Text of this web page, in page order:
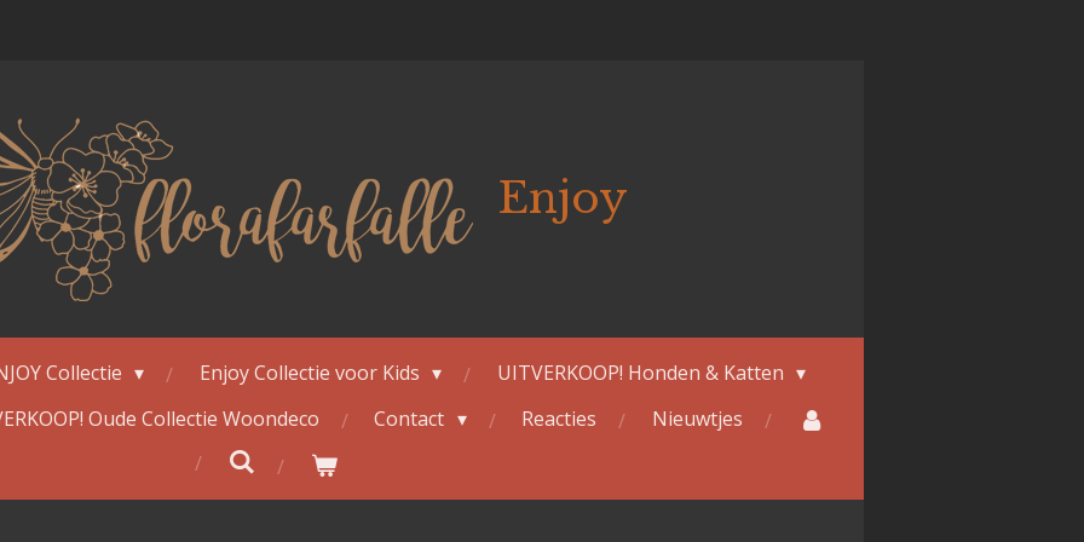
Enjoy
Collectie Enjoy Collectie voor Kids
UITVERKOOP! Honden & Katten
Oude Collectie Woondeco Contact Reacties Nieuwtjes